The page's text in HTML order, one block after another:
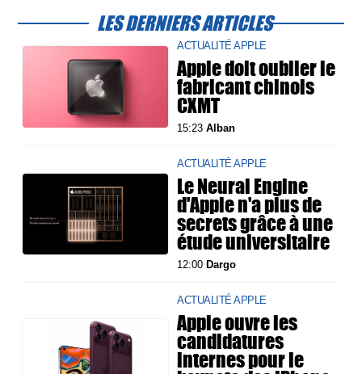
LES DERNIERS ARTICLES
ACTUALITÉ APPLE
Apple doit oublier le
fabricant chinois
CXMT
15:23Alban
ACTUALITÉ APPLE
Le Neural Engine
d'Apple n'a plus de
secrets grâce à une
étude universitaire
12:00 Dargo
ACTUALITÉ APPLE
Apple ouvre les
candidatures
internes pour le